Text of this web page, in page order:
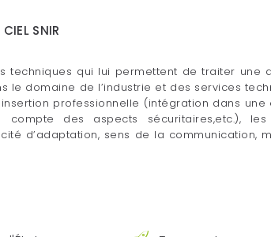
SNIR
techniques qui lui permettent de traiter une
le domaine de l’industrie et des services
professionnelle (intégration dans une
compte des aspects sécuritaires,etc.), les
d’adaptation, sens de la communication,